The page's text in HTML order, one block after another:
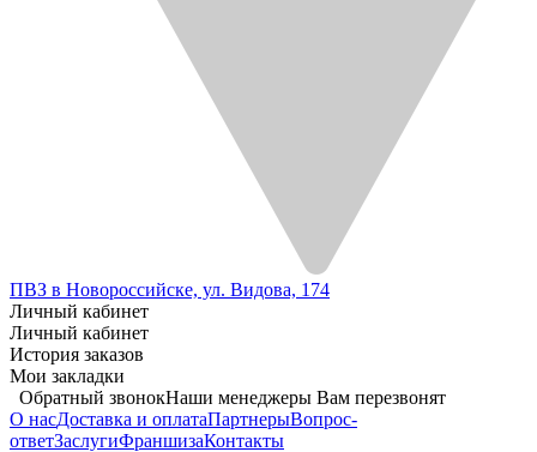
ПВЗ в Новороссийске, ул. Видова, 174
Личный кабинет
Личный кабинет
История заказов
Мои закладки
Обратный звонокНаши менеджеры Вам перезвонят
О насДоставка и оплатаПартнерыВопрос-
ответЗаслугиФраншизаКонтакты